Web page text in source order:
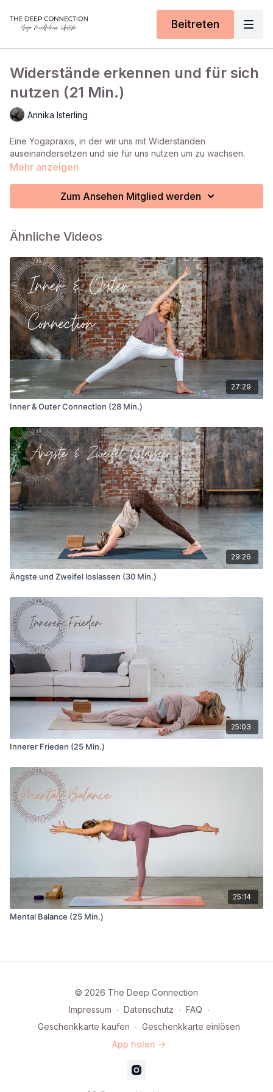
Beitreten
Widerstände erkennen und für sich
nutzen (21 Min.)
Annika Isterling
Eine Yogapraxis, in der wir uns mit Widerständen
auseinandersetzen und sie für uns nutzen um zu wachsen.
Mehr anzeigen
Zum Ansehen Mitglied werden
Ähnliche Videos
27:29
Inner & Outer Connection (28 Min.)
29:26
Ängste und Zweifel loslassen (30 Min.)
25:03
Innerer Frieden (25 Min.)
25:14
Mental Balance (25 Min.)
© 2026 The Deep Connection
Impressum ∙ Datenschutz ∙ FAQ ∙
Geschenkkarte kaufen ∙ Geschenkkarte einlösen
App holen ->